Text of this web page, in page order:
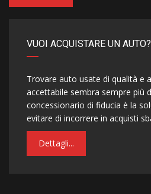
VUOI ACQUISTARE UN AUTO?
Trovare auto usate di qualità e
accettabile sembra sempre più
concessionario di fiducia è la
evitare di incorrere in acquisti
Dettagli...